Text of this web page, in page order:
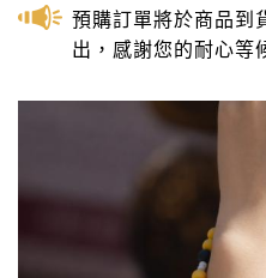
預購訂單將於商品到
出，感謝您的耐心等